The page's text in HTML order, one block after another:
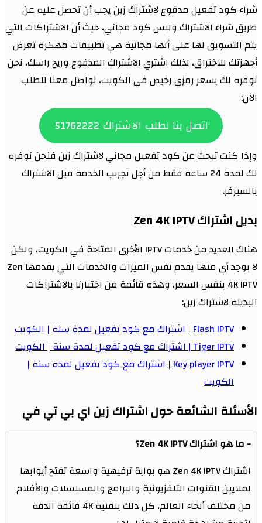
شراء كود تفعيل مدفوع لاشتراك زين يجب أن تحصل عليه عن
طريق شراء الاشتراك وليس كود مجاني، حيث أن الاشتراكات التي
يتم التسويق لها على أنها مجانية هي تطبيقات مهكرة تعرض
أجهزتك للاختراق، لذلك اشتري الاشتراك المدفوع وريح راسك، نحن
نوفره لك بسعر رمزي رخيص في الكويت، تواصل معنا للطلب
الآن:
اتصل بنا لطلب الاشتراك 51762222
وإذا كنت تبحث عن كود تفعيل مجاني لاشتراك زين فنحن نوفره
لك لمدة 24 ساعة فقط من أجل تجريب الخدمة قبل الاشتراك
بالسيرفر.
بديل اشتراك Zen 4K IPTV
هناك العديد من خدمات IPTV الأخرى المتاحة في الكويت، ولكن
لا يوجد أي منها يقدم نفس الميزات والخدمات التي يقدمها Zen
4K IPTV بنفس السعر، وهذه قائمة من اختيارنا بالاشتراكات
البديلة لاشتراك زين:
Flash IPTV | اشتراك مع كود تفعيل لمدة سنة | الكويت
Tiger IPTV | اشتراك مع كود تفعيل لمدة سنة | الكويت
Key player IPTV | اشتراك مع كود تفعيل لمدة سنة |
الكويت
الأسئلة الشائعة حول اشتراك زين اي بي تي في
ما هو اشتراك Zen 4K IPTV؟
اشتراك Zen 4K IPTV هو بوابة ترفيهية واسعة تفتح أبوابها
لملايين القنوات التلفزيونية والبرامج والمسلسلات والأفلام
من مختلف أنحاء العالم، كل ذلك بتقنية 4K فائقة الدقة